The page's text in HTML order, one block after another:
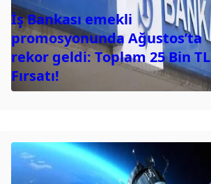
İş Bankası emekli
promosyonunda Ağustos’ta
rekor geldi: Toplam 25 Bin TL
Fırsatı!